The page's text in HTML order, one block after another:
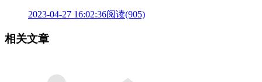
2023-04-27 16:02:36阅读(905)
相关文章